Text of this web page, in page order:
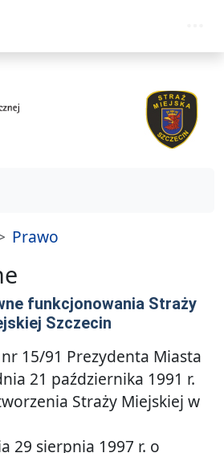
Prawo
funkcjonowania Straży
Szczecin
15/91 Prezydenta Miasta
21 października 1991 r.
Straży Miejskiej w
29 sierpnia 1997 r. o